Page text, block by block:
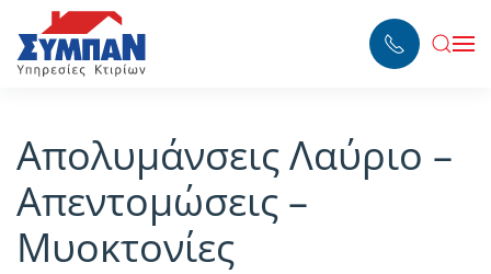
Skip to main content
Απολυμάνσεις Λαύριο –
Απεντομώσεις –
Μυοκτονίες